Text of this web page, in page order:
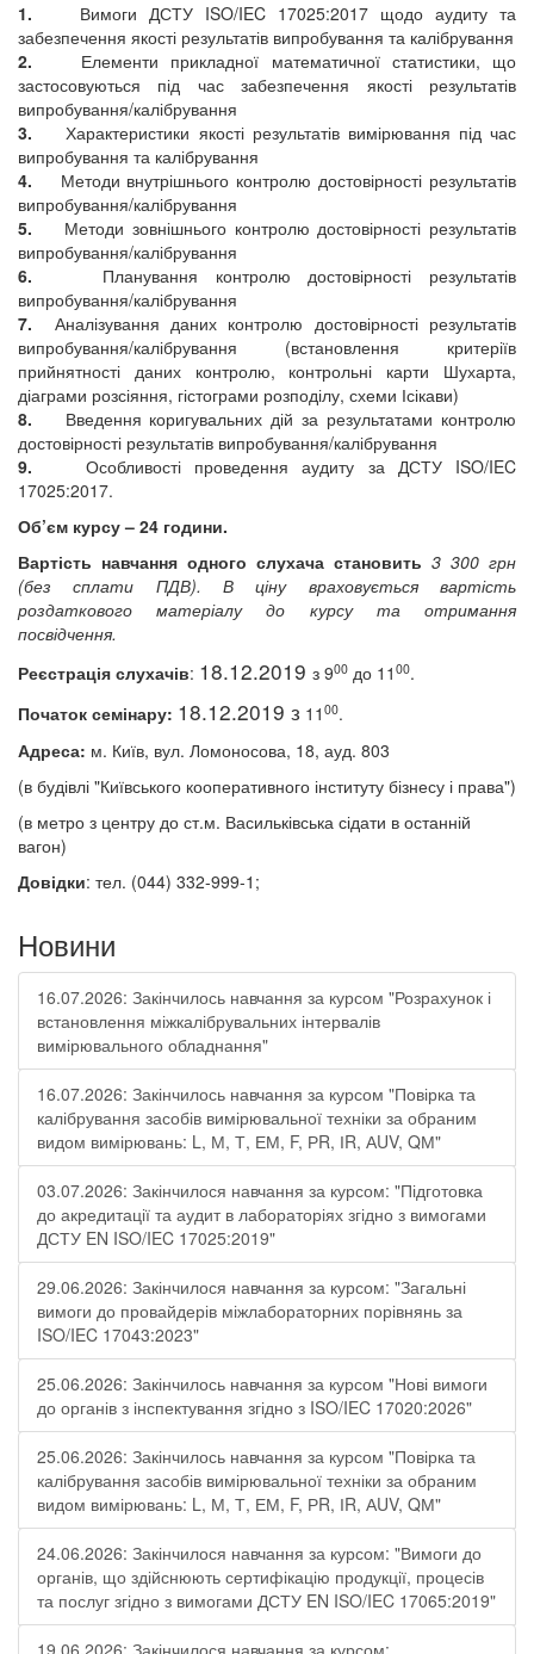
1. Вимоги ДСТУ ISO/IEC 17025:2017 щодо аудиту та
забезпечення якості результатів випробування та калібрування
2. Елементи прикладної математичної статистики, що
застосовуються під час забезпечення якості результатів
випробування/калібрування
3. Характеристики якості результатів вимірювання під час
випробування та калібрування
4. Методи внутрішнього контролю достовірності результатів
випробування/калібрування
5. Методи зовнішнього контролю достовірності результатів
випробування/калібрування
6. Планування контролю достовірності результатів
випробування/калібрування
7. Аналізування даних контролю достовірності результатів
випробування/калібрування (встановлення критеріїв
прийнятності даних контролю, контрольні карти Шухарта,
діаграми розсіяння, гістограми розподілу, схеми Ісікави)
8. Введення коригувальних дій за результатами контролю
достовірності результатів випробування/калібрування
9. Особливості проведення аудиту за ДСТУ ISO/IEC
17025:2017.
Об’єм курсу – 24 години.
Вартість навчання одного слухача становить 3 300 грн
(без сплати ПДВ). В ціну враховується вартість
роздаткового матеріалу до курсу та отримання
посвідчення.
Реєстрація слухачів: 18.12.2019 з 900 до 11 00.
Початок семінару: 18.12.2019 з 11 00.
Адреса: м. Київ, вул. Ломоносова, 18, ауд. 803
(в будівлі "Київського кооперативного інституту бізнесу і права")
(в метро з центру до ст.м. Васильківська сідати в останній
вагон)
Довідки: тел. (044) 332-999-1;
Новини
16.07.2026: Закінчилось навчання за курсом "Розрахунок і
встановлення міжкалібрувальних інтервалів
вимірювального обладнання"
16.07.2026: Закінчилось навчання за курсом "Повірка та
калібрування засобів вимірювальної техніки за обраним
видом вимірювань: L, М, Т, ЕМ, F, РR, ІR, АUV, QМ"
03.07.2026: Закінчилося навчання за курсом: "Підготовка
до акредитації та аудит в лабораторіях згідно з вимогами
ДСТУ EN ISO/IEC 17025:2019"
29.06.2026: Закінчилося навчання за курсом: "Загальні
вимоги до провайдерів міжлабораторних порівнянь за
ISO/IEC 17043:2023"
25.06.2026: Закінчилось навчання за курсом "Нові вимоги
до органів з інспектування згідно з ISO/IEC 17020:2026"
25.06.2026: Закінчилось навчання за курсом "Повірка та
калібрування засобів вимірювальної техніки за обраним
видом вимірювань: L, М, Т, ЕМ, F, РR, ІR, АUV, QМ"
24.06.2026: Закінчилося навчання за курсом: "Вимоги до
органів, що здійснюють сертифікацію продукції, процесів
та послуг згідно з вимогами ДСТУ EN ISO/IEC 17065:2019"
19.06.2026: Закінчилося навчання за курсом: